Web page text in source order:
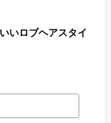
いロブヘアスタイ